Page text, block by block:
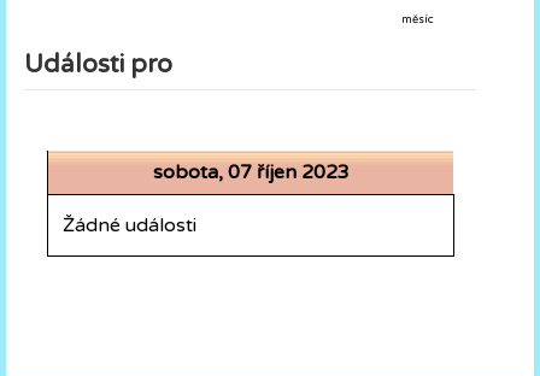
měsíc
Události pro
sobota, 07 říjen 2023
Žádné události